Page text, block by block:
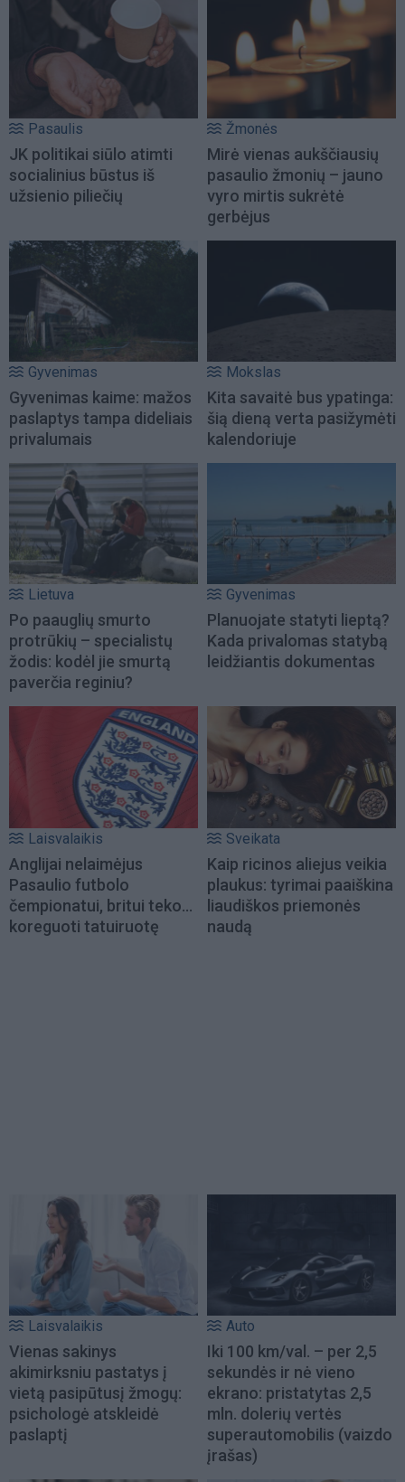
Pasaulis
JK politikai siūlo atimti
socialinius būstus iš
užsienio piliečių
Žmonės
Mirė vienas aukščiausių
pasaulio žmonių – jauno
vyro mirtis sukrėtė
gerbėjus
Gyvenimas
Gyvenimas kaime: mažos
paslaptys tampa dideliais
privalumais
Mokslas
Kita savaitė bus ypatinga:
šią dieną verta pasižymėti
kalendoriuje
Lietuva
Po paauglių smurto
protrūkių – specialistų
žodis: kodėl jie smurtą
paverčia reginiu?
Gyvenimas
Planuojate statyti lieptą?
Kada privalomas statybą
leidžiantis dokumentas
Laisvalaikis
Anglijai nelaimėjus
Pasaulio futbolo
čempionatui, britui teko...
koreguoti tatuiruotę
Sveikata
Kaip ricinos aliejus veikia
plaukus: tyrimai paaiškina
liaudiškos priemonės
naudą
Laisvalaikis
Vienas sakinys
akimirksniu pastatys į
vietą pasipūtusį žmogų:
psichologė atskleidė
paslaptį
Auto
Iki 100 km/val. – per 2,5
sekundės ir nė vieno
ekrano: pristatytas 2,5
mln. dolerių vertės
superautomobilis (vaizdo
įrašas)